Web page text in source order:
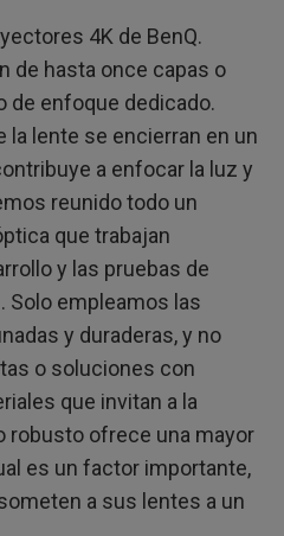
4K de BenQ.
de hasta once capas o
de enfoque dedicado.
la lente se encierran en un
a enfocar la luz y
reunido todo un
que trabajan
y las pruebas de
Solo empleamos las
y duraderas, y no
o soluciones con
que invitan a la
robusto ofrece una mayor
es un factor importante,
a sus lentes a un